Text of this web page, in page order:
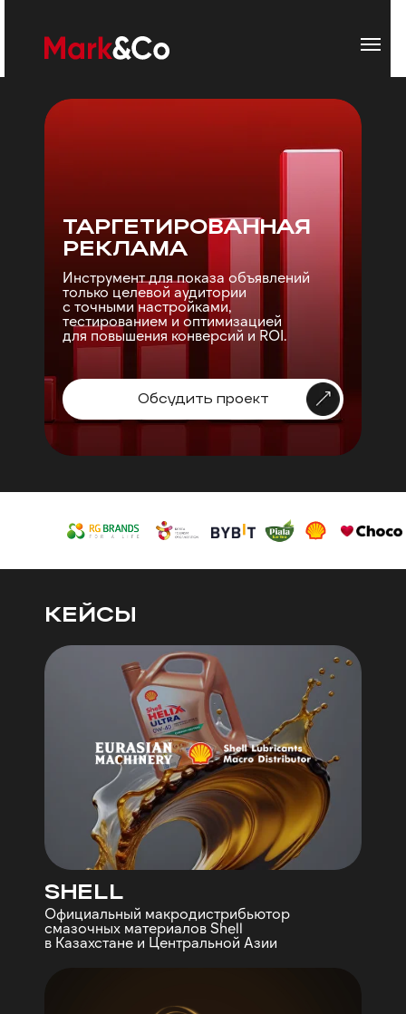
ТАРГЕТИРОВАННАЯ
РЕКЛАМА
Инструмент для показа объявлений
только целевой аудитории
с точными настройками,
тестированием и оптимизацией
для повышения конверсий и ROI.
Обсудить проект
SHELL
Официальный макродистрибьютор
смазочных материалов Shell
в Казахстане и Центральной Азии
КЕЙСЫ